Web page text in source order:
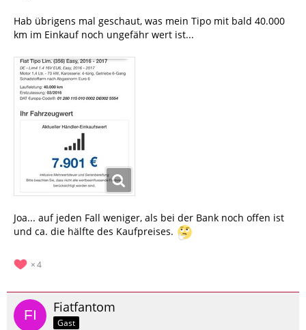
Hab übrigens mal geschaut, was mein Tipo mit bald 40.000
km im Einkauf noch ungefähr wert ist...
Joa... auf jeden Fall weniger, als bei der Bank noch offen ist
und ca. die hälfte des Kaufpreises.
4
Fiatfantom
Gast